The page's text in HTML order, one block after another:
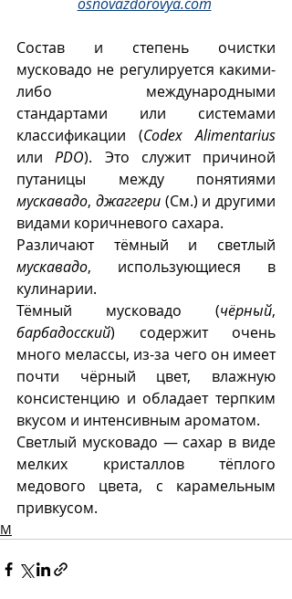
Состав и степень очистки
мусковадо не регулируется какими-
либо международными
стандартами или системами
классификации (Codex Alimentarius
или PDO). Это служит причиной
мускавадо, джаггери (См.) и другими
видами коричневого сахара.
мускавадо, использующиеся в
кулинарии.
Тёмный мусковадо (чёрный
барбадосский) содержит очень
много мелассы, из-за чего он имеет
почти чёрный цвет, влажную
консистенцию и обладает терпким
вкусом и интенсивным ароматом.
Светлый мусковадо — сахар в виде
мелких кристаллов тёплого
медового цвета, с карамельным
привкусом.
М